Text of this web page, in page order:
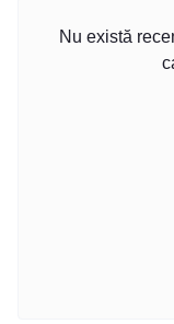
Nu există